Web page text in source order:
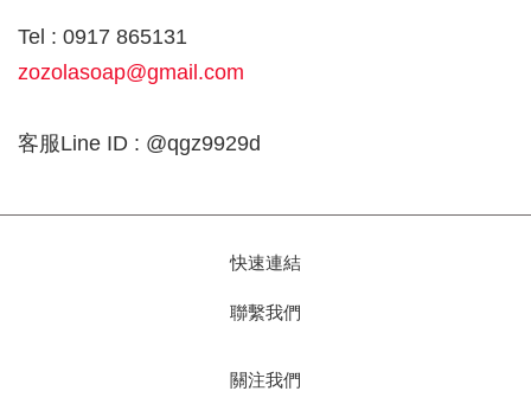
Tel : 0917 865131
zozolasoap@gmail.com
客服Line ID : @qgz9929d
快速連結
聯繫我們
關注我們